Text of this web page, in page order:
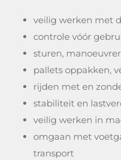
veilig werken met
controle vóór
sturen,
pallets oppakken,
rijden met en
stabiliteit en
veilig werken in
omgaan met
transport